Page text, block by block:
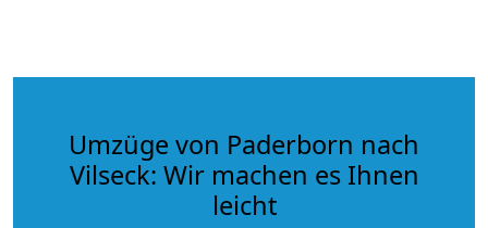
Umzüge von Paderborn nach
Vilseck: Wir machen es Ihnen
leicht